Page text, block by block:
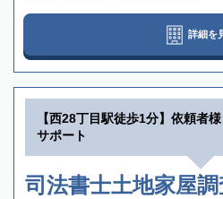
詳細を
【西28丁目駅徒歩1分】依頼者
サポート
司法書士土地家屋